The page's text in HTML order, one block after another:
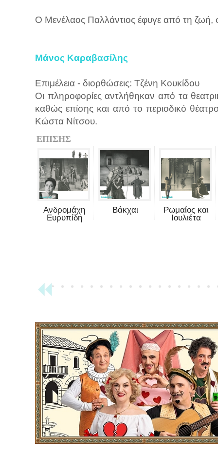
Ο Μενέλαος Παλλάντιος έφυγε από τη ζωή,
Μάνος Καραβασίλης
Επιμέλεια - διορθώσεις: Τζένη Κουκίδου
Οι πληροφορίες αντλήθηκαν από τα
καθώς επίσης και από το περιοδικό
Κώστα Νίτσου.
ΕΠΙΣΗΣ
Ανδρομάχη
Ευρυπίδη
Βάκχαι
Ρωμαίος και
Ιουλιέτα